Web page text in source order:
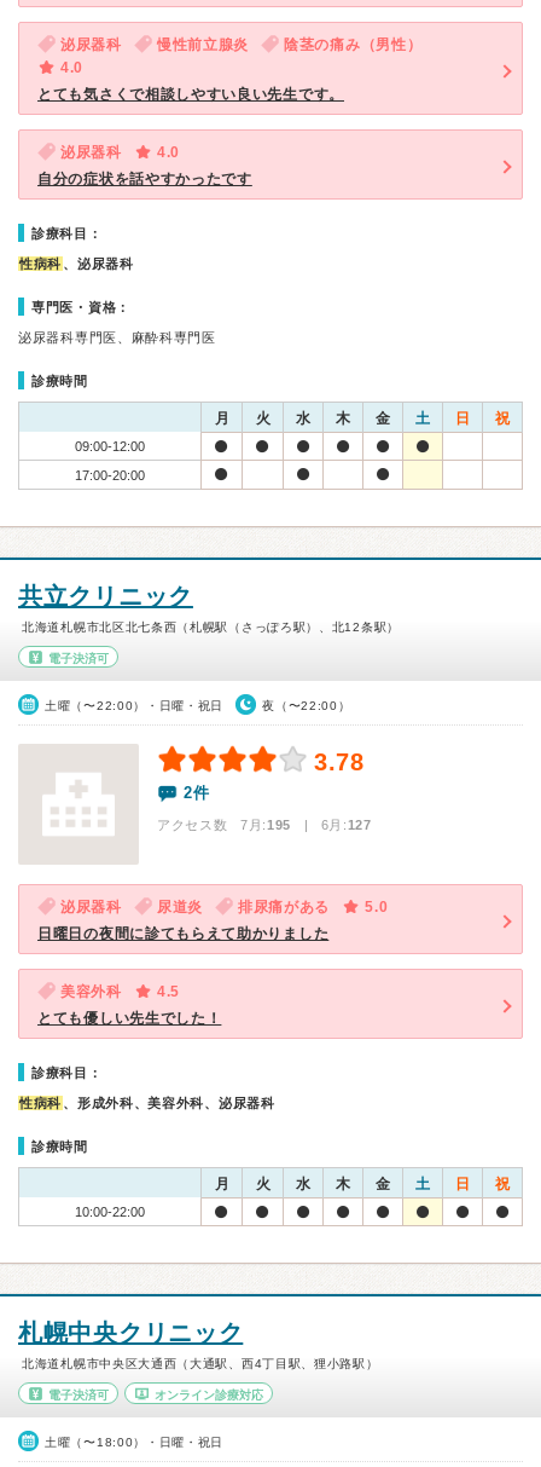
泌尿器科 慢性前立腺炎
陰茎の痛み（男性）
4.0
とても気さくで相談しやすい良い先生です。
泌尿器科
4.0
自分の症状を話やすかったです
診療科目：
性病科 、泌尿器科
専門医・資格：
泌尿器科専門医、麻酔科専門医
診療時間
月 火 水 木 金 土 日 祝
09:00-12:00
17:00-20:00
共立クリニック
北海道札幌市北区北七条西（札幌駅（さっぽろ駅）、北12条駅）
電子決済可
土曜（〜22:00）・日曜・祝日 夜（〜22:00）
3.78
2件
アクセス数 7月:195 | 6月:127
泌尿器科 尿道炎 排尿痛がある
5.0
日曜日の夜間に診てもらえて助かりました
美容外科
4.5
とても優しい先生でした！
診療科目：
性病科 、形成外科、美容外科、泌尿器科
診療時間
月 火 水 木 金 土 日 祝
10:00-22:00
札幌中央クリニック
北海道札幌市中央区大通西（大通駅、西4丁目駅、狸小路駅）
電子決済可 オンライン診療対応
土曜（〜18:00）・日曜・祝日